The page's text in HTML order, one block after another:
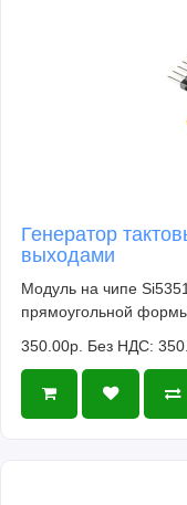
Генератор
выходами
Модуль на чипе
прямоугольной
350.00р. Без НДС: